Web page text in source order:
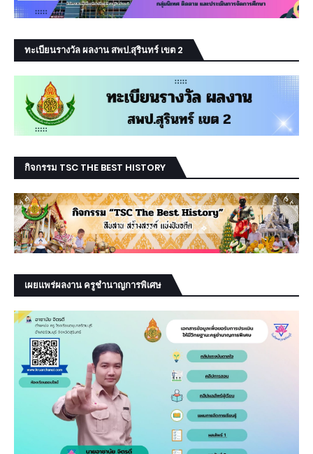
ทะเบียนรางวัล ผลงาน สพป.สุรินทร์ เขต 2
กิจกรรม TSC THE BEST HISTORY
เผยแพร่ผลงาน ครูชำนาญการพิเศษ